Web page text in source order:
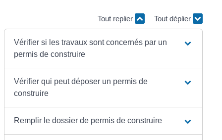
Tout replier Tout déplier
Vérifier si les travaux sont concernés par un
permis de construire
Vérifier qui peut déposer un permis de
construire
Remplir le dossier de permis de construire